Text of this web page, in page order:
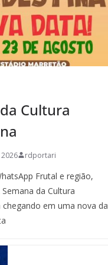
Cultura
rdportari
Frutal e região,
da Cultura
em uma nova